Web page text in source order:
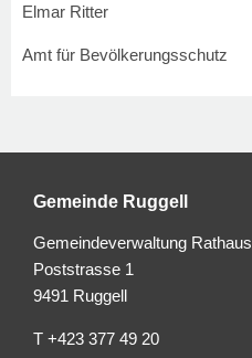
Elmar Ritter
Amt für Bevölkerungsschutz
Gemeinde Ruggell
Gemeindeverwaltung Rathaus
Poststrasse 1
9491 Ruggell
T +423 377 49 20